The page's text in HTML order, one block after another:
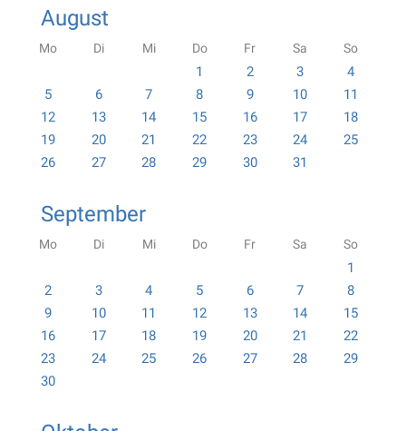
August
Mo Di Mi Do Fr Sa So
1 2 3
4
5
6 7 8 9 10
11
12
13 14 15 16 17
18
19
20 21 22 23 24
25
26
27 28 29 30 31
September
Mo Di Mi Do Fr Sa So
1
2
3 4 5 6 7
8
9
10 11 12 13 14
15
16
17 18 19 20 21
22
23
24 25 26 27 28
29
30